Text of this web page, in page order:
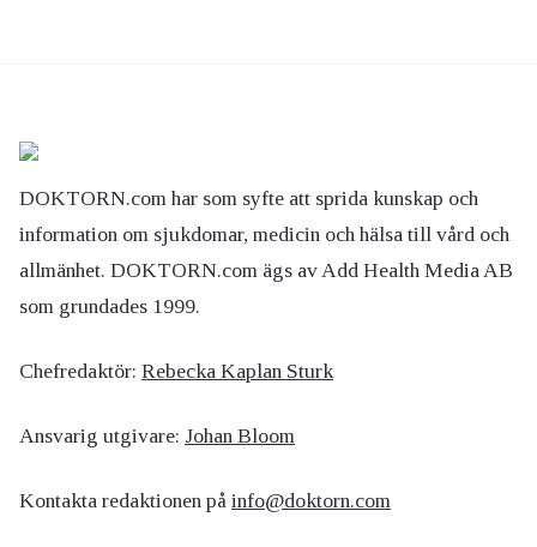
DOKTORN.com har som syfte att sprida kunskap och
information om sjukdomar, medicin och hälsa till vård och
allmänhet. DOKTORN.com ägs av Add Health Media AB
som grundades 1999.
Chefredaktör: Rebecka Kaplan Sturk
Ansvarig utgivare: Johan Bloom
Kontakta redaktionen på info@doktorn.com